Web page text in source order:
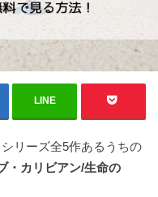
LINE
リーズ全5作あるうちの
・カリビアン/生命の